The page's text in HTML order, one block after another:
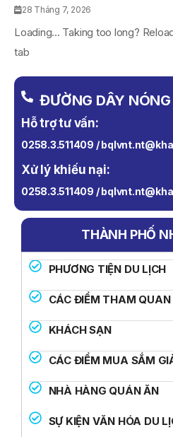
28 Tháng 7, 2026
Loading... Taking too long?
tab
ĐƯỜNG DÂY NÓNG
Hỗ trợ tư vấn:
0258.3.511409 /
Xử lý khiếu nại:
0258.3.511409 /
THÀNH PHỐ
PHƯƠNG TIỆN DU LỊCH
CÁC ĐIỂM THAM QUAN
KHÁCH SẠN
CÁC ĐIỂM MUA SẮM
NHÀ HÀNG QUÁN ĂN
SỰ KIỆN VĂN HÓA DU